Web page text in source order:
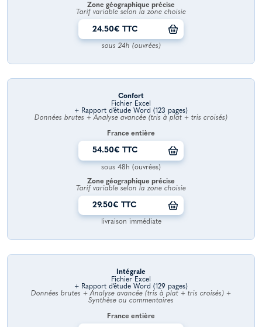
Zone géographique précise
Tarif variable selon la zone choisie
24.50€ TTC
sous 24h (ouvrées)
Confort
Fichier Excel
+ Rapport d’étude Word (123 pages)
Données brutes + Analyse avancée (tris à plat + tris croisés)
France entière
54.50€ TTC
sous 48h (ouvrées)
Zone géographique précise
Tarif variable selon la zone choisie
29.50€ TTC
livraison immédiate
Intégrale
Fichier Excel
+ Rapport d’étude Word (129 pages)
Données brutes + Analyse avancée (tris à plat + tris croisés) +
Synthèse ou commentaires
France entière